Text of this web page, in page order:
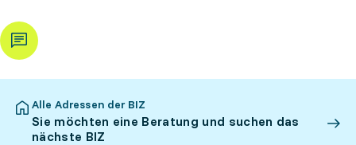
Alle Adressen der BIZ
Sie möchten eine Beratung und suchen das
nächste BIZ